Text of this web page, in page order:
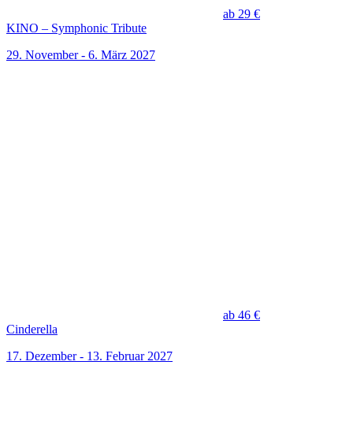
ab 29 €
KINO – Symphonic Tribute
29. November - 6. März 2027
ab 46 €
Cinderella
17. Dezember - 13. Februar 2027